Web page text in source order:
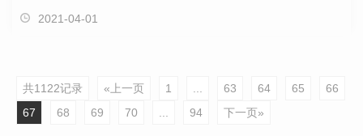
性和易洗性 保暖性 沈阳的冬季很冷，尤其是还没有…
2021-04-01
共1122记录 «上一页 1 ... 63 64 65
66
67
68 69 70 ... 94 下一页»